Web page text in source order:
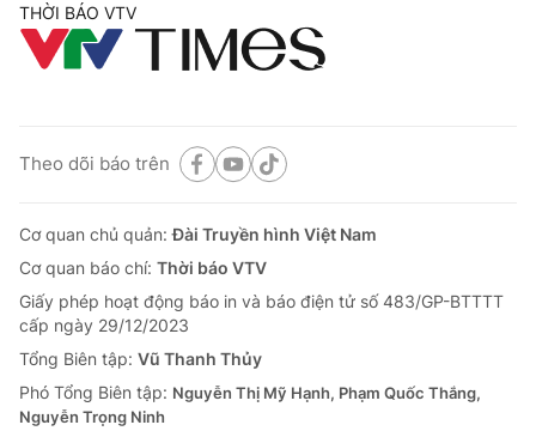
THỜI BÁO VTV
Theo dõi báo trên
Cơ quan chủ quản:Đài Truyền hình Việt Nam
Cơ quan báo chí: Thời báo VTV
Giấy phép hoạt động báo in và báo điện tử số 483/GP-BTTTT
cấp ngày 29/12/2023
Tổng Biên tập: Vũ Thanh Thủy
Phó Tổng Biên tập: Nguyễn Thị Mỹ Hạnh, Phạm Quốc Thắng,
Nguyễn Trọng Ninh